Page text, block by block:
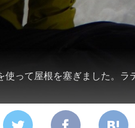
使って屋根を塞ぎました。